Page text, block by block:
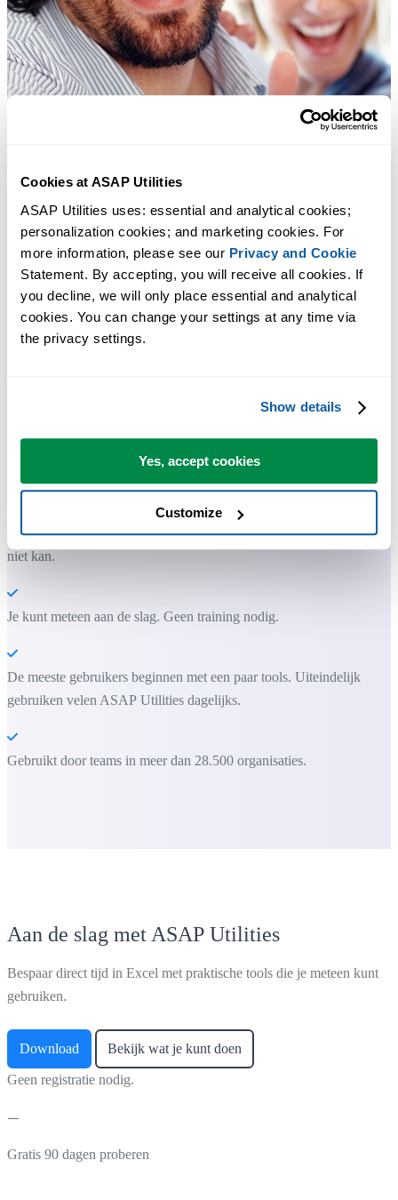
Cookies at ASAP Utilities
ASAP Utilities uses: essential and analytical cookies;
personalization cookies; and marketing cookies. For
more information, please see our Privacy and Cookie
Statement. By accepting, you will receive all cookies. If
you decline, we will only place essential and analytical
cookies. You can change your settings at any time via
the privacy settings.
Show details
Yes, accept cookies
Customize
Bespaar tijd in Excel. Snel en eenvoudig.
ASAP Utilities helpt je tijd besparen en dingen doen die Excel alleen
niet kan.
Je kunt meteen aan de slag. Geen training nodig.
De meeste gebruikers beginnen met een paar tools. Uiteindelijk
gebruiken velen ASAP Utilities dagelijks.
Gebruikt door teams in meer dan 28.500 organisaties.
Aan de slag met ASAP Utilities
Bespaar direct tijd in Excel met praktische tools die je meteen kunt
gebruiken.
Download Bekijk wat je kunt doen
Geen registratie nodig.
Gratis 90 dagen proberen